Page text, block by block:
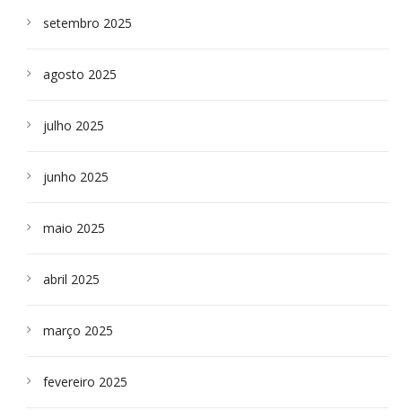
setembro 2025
agosto 2025
julho 2025
junho 2025
maio 2025
abril 2025
março 2025
fevereiro 2025